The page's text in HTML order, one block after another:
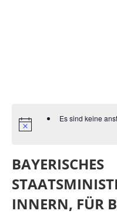
Es sind keine
BAYERISCHES
INNERN, FÜR